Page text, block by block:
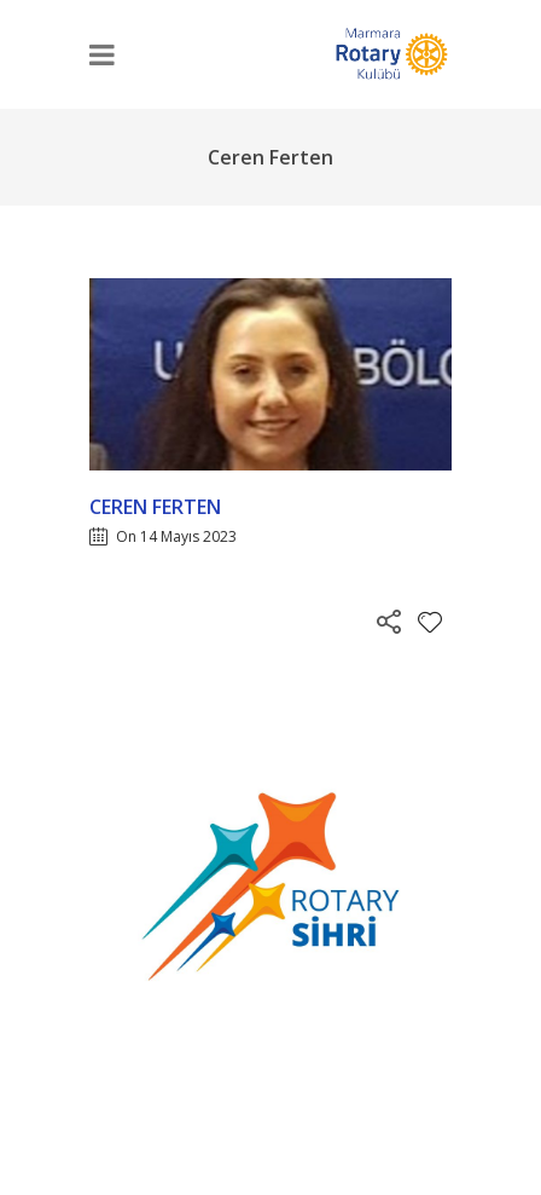
Ceren Ferten
CEREN FERTEN
On 14 Mayıs 2023